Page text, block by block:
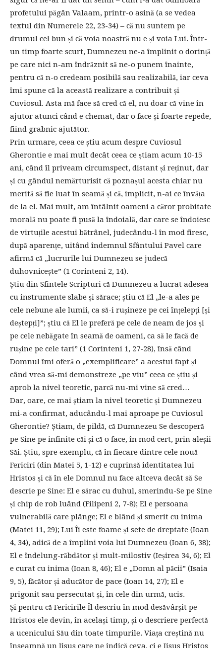
profetului păgân Valaam, printr-o asină (a se vedea
textul din Numerele 22, 23-34) – că nu suntem pe
drumul cel bun și că voia noastră nu e și voia Lui. Într-
un timp foarte scurt, Dumnezeu ne-a împlinit o dorință
pe care nici n-am îndrăznit să ne-o punem înainte,
pentru că n-o credeam posibilă sau realizabilă, iar ceva
îmi spune că la această realizare a contribuit și
Cuviosul. Asta mă face să cred că el, nu doar că vine în
ajutor atunci când e chemat, dar o face și foarte repede,
fiind grabnic ajutător.
Prin urmare, ceea ce știu acum despre Cuviosul
Gherontie e mai mult decât ceea ce știam acum 10-15
ani, când îl priveam circumspect, distant și reținut, dar
și cu gândul nemărturisit că poznașul acesta chiar nu
merită să fie luat în seamă și că, implicit, n-ai ce învăța
de la el. Mai mult, am întâlnit oameni a căror probitate
morală nu poate fi pusă la îndoială, dar care se îndoiesc
de virtuțile acestui bătrânel, judecându-l în mod firesc,
după aparențe, uitând îndemnul Sfântului Pavel care
afirmă că „lucrurile lui Dumnezeu se judecă
duhovnicește” (1 Corinteni 2, 14).
Știu din Sfintele Scripturi că Dumnezeu a lucrat adesea
cu instrumente slabe și sărace; știu că El „le-a ales pe
cele nebune ale lumii, ca să-i rușineze pe cei înțelepți [și
deștepți]”; știu că El le preferă pe cele de neam de jos și
pe cele nebăgate în seamă de oameni, ca să le facă de
rușine pe cele tari” (1 Corinteni 1, 27-28), însă când
Domnul îmi oferă o „exemplificare” a acestui fapt și
când vrea să-mi demonstreze „pe viu” ceea ce știu și
aprob la nivel teoretic, parcă nu-mi vine să cred…
Dar, oare, ce mai știam la nivel teoretic și Dumnezeu
mi-a confirmat, aducându-l mai aproape pe Cuviosul
Gherontie? Știam, de pildă, că Dumnezeu Se descoperă
pe Sine pe infinite căi și că o face, în mod cert, prin aleșii
Săi. Știu, spre exemplu, că în fiecare dintre cele nouă
Fericiri (din Matei 5, 1-12) e cuprinsă identitatea lui
Hristos și că în ele Domnul nu face altceva decât să Se
descrie pe Sine: El e sărac cu duhul, smerindu-Se pe Sine
și chip de rob luând (Filipeni 2, 7-8); El e persoana
vulnerabilă care plânge; El e blând și smerit cu inima
(Matei 11, 29); Lui Îi este foame și sete de dreptate (Ioan
4, 34), adică de a împlini voia lui Dumnezeu (Ioan 6, 38);
El e îndelung-răbdător și mult-milostiv (Ieșirea 34, 6); El
e curat cu inima (Ioan 8, 46); El e „Domn al păcii” (Isaia
9, 5), făcător și aducător de pace (Ioan 14, 27); El e
prigonit sau persecutat și, în cele din urmă, ucis.
Și pentru că Fericirile Îl descriu în mod desăvârșit pe
Hristos ele devin, în același timp, și o descriere perfectă
a ucenicului Său din toate timpurile. Viața creștină nu
înseamnă un Iisus care ne indică ceva, ci e Iisus Hristos